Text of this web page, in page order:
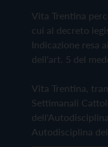
Vita Trentina
cui al decreto
Indicazione resa
dell'art. 5 del
Vita Trentina,
Settimanali
Autodisciplina